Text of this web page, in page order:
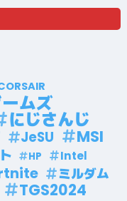
ムズ
にじさんじ
JeSU MSI
HP Intel
ミルダム
TGS2024